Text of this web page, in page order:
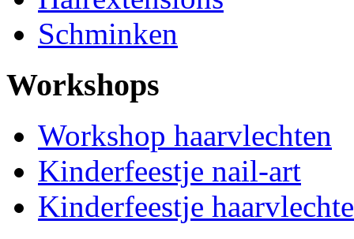
Schminken
Workshops
Workshop haarvlechten
Kinderfeestje nail-art
Kinderfeestje